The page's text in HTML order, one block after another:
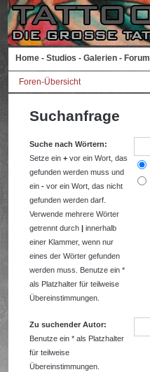
Home - Studios - Galerien - Forum
Foren-Übersicht
Suchanfrage
Suche nach Wörtern:
Setze ein+ vor ein Wort, das
gefunden werden muss und
ein- vor ein Wort, das nicht
gefunden werden darf.
Verwende mehrere Wörter
getrennt durch| innerhalb
einer Klammer, wenn nur
eines der Wörter gefunden
werden muss. Benutze ein *
als Platzhalter für teilweise
Übereinstimmungen.
Zu suchender Autor:
Benutze ein * als Platzhalter
für teilweise
Übereinstimmungen.